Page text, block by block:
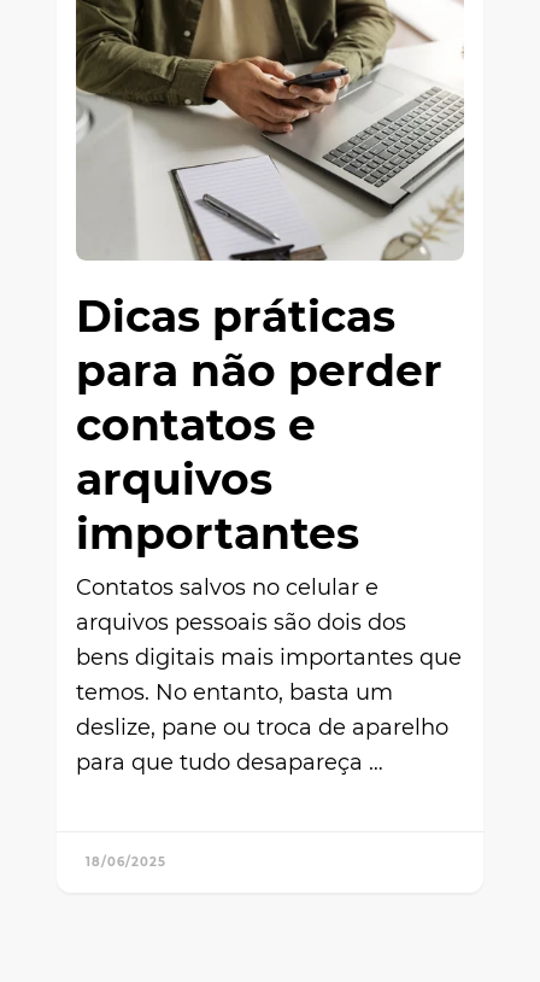
Dicas práticas
para não perder
contatos e
arquivos
importantes
Contatos salvos no celular e
arquivos pessoais são dois dos
bens digitais mais importantes que
temos. No entanto, basta um
deslize, pane ou troca de aparelho
para que tudo desapareça …
18/06/2025